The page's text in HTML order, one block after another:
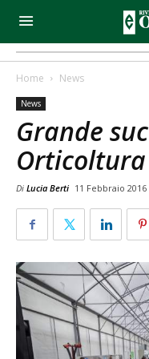
Home News
News
Grande
Di Lucia Berti 11 Febbraio 2016